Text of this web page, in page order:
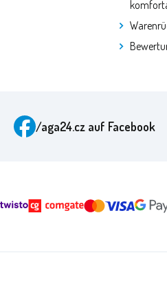
/aga24.cz auf Facebook